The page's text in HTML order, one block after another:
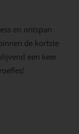
en ontspan
de kortste
een keer